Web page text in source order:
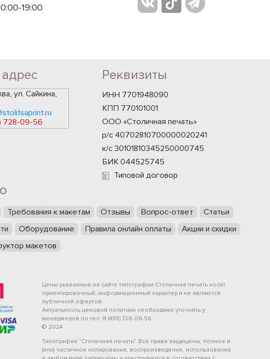
19:00
ул. Сайкина,
728-09-56
Реквизиты
ИНН 7701948090
КПП 770101001
ООО «Столичная печать»
р/с 40702810700000020241
к/с 30101810345250000745
БИК 044525745
Типовой договор
Требования к макетам Отзывы Вопрос-ответ
Статьи
Оборудование Правила онлайн оплаты
Акции и скидки
макетов
Цены указанные на сайте типографии Столичная печать носят
ориентировочный, информационный характер и не являются
публичной офертой.
Актуальность ценовой политики необходимо уточнять у
менеджеров по тел: 8 (495) 728-09-56
© 2024
Типография "Столичная печать". Все права защищены, полное и
(или) частичное копирование, воспроизведение, использование